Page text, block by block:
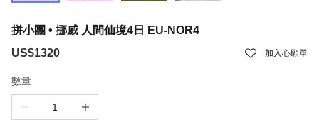
拼小團 • 挪威 人間仙境4日 EU-NOR4
US$1320
加入心願單
數量